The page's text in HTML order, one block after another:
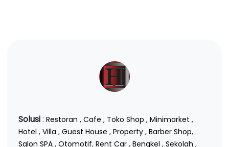
Solusi: Restoran , Cafe , Toko Shop , Minimarket ,
Hotel , Villa , Guest House , Property , Barber Shop,
Salon SPA , Otomotif, Rent Car , Bengkel , Sekolah ,